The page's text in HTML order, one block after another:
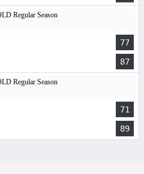
Regular Season
77
87
Regular Season
71
89